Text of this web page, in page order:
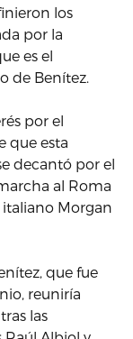
los
por la
es el
de Benítez.
por el
que esta
decantó por el
al Roma
italiano Morgan
que fue
reuniría
las